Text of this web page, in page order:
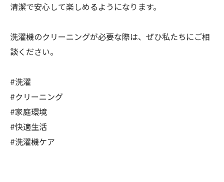
清潔で安心して楽しめるようになります。
洗濯機のクリーニングが必要な際は、ぜひ私たちにご相
談ください。
#洗濯
#クリーニング
#家庭環境
#快適生活
#洗濯機ケア